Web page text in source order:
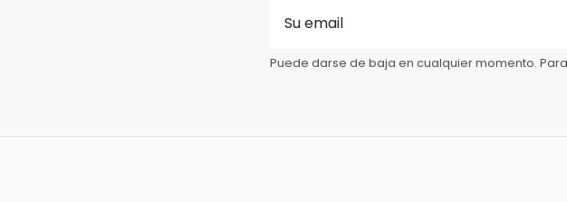
Puede darse de baja en cualquier momento.